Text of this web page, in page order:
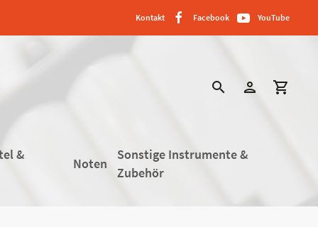
Kontakt Facebook YouTube
search person shopping_cart
&
Noten
Sonstige Instrumente &
Zubehör